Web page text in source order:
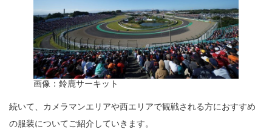
画像：鈴鹿サーキット
続いて、カメラマンエリアや西エリアで観戦される方におすすめ
の服装についてご紹介していきます。